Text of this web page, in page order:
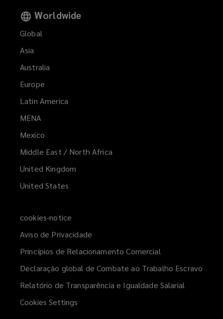
Worldwide
Global
Asia
Australia
Europe
Latin America
MENA
new
window)
Mexico
Middle East / North Africa
United Kingdom
United States
cookies-notice
Aviso de Privacidade
Princípios de Relacionamento Comercial
Declaração global de Combate ao Trabalho Escravo
Relatório de Transparência e Igualdade Salarial
Cookies Settings